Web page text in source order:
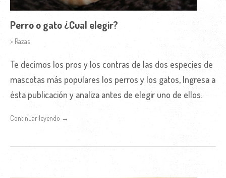
Perro o gato ¿Cual elegir?
> Razas
Te decimos los pros y los contras de las dos especies de
mascotas más populares los perros y los gatos, Ingresa a
ésta publicación y analiza antes de elegir uno de ellos.
Continuar leyendo →